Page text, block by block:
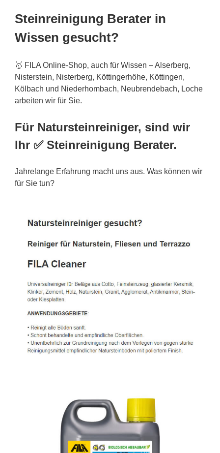
Steinreinigung Berater in
Wissen gesucht?
🥇 FILA Online-Shop, auch für Wissen – Alserberg,
Nisterstein, Nisterberg, Köttingerhöhe, Köttingen,
Kölbach und Niederhombach, Neubrendebach, Loche
arbeiten wir für Sie.
Für Natursteinreiniger, sind wir
Ihr ✅ Steinreinigung Berater.
Jahrelange Erfahrung macht uns aus. Was können wir
für Sie tun?